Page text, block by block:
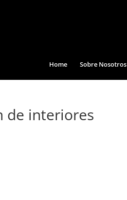
Home Sobre Nosotros
de interiores